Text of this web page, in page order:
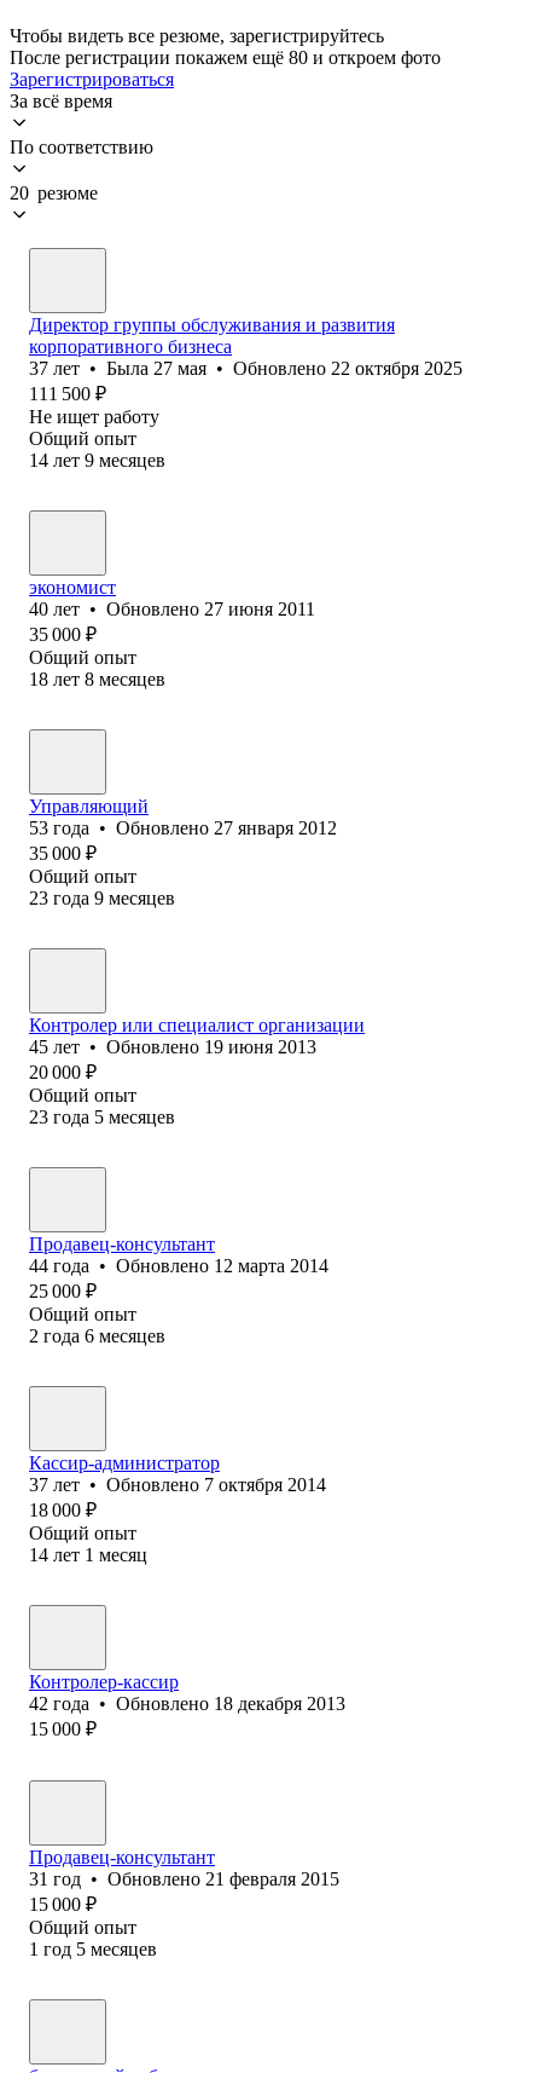
Чтобы видеть все резюме, зарегистрируйтесь
После регистрации покажем ещё 80 и откроем фото
Зарегистрироваться
За всё время
По соответствию
20 резюме
Директор группы обслуживания и развития
корпоративного бизнеса
37 лет • Была 27 мая • Обновлено 22 октября 2025
111 500 ₽
Не ищет работу
Общий опыт
14 лет 9 месяцев
экономист
40 лет • Обновлено 27 июня 2011
35 000 ₽
Общий опыт
18 лет 8 месяцев
Управляющий
53 года • Обновлено 27 января 2012
35 000 ₽
Общий опыт
23 года 9 месяцев
Контролер или специалист организации
45 лет • Обновлено 19 июня 2013
20 000 ₽
Общий опыт
23 года 5 месяцев
Продавец-консультант
44 года • Обновлено 12 марта 2014
25 000 ₽
Общий опыт
2 года 6 месяцев
Кассир-администратор
37 лет • Обновлено 7 октября 2014
18 000 ₽
Общий опыт
14 лет 1 месяц
Контролер-кассир
42 года • Обновлено 18 декабря 2013
15 000 ₽
Продавец-консультант
31 год • Обновлено 21 февраля 2015
15 000 ₽
Общий опыт
1 год 5 месяцев